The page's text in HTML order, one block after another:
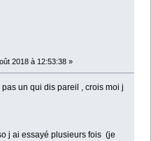
2018 à 12:53:38 »
un qui dis pareil , crois moi j
j ai essayé plusieurs fois (je